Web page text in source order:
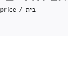
בית /
price